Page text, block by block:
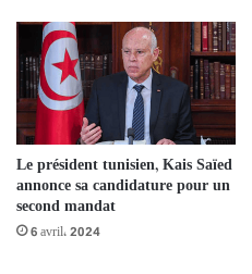
Le président tunisien, Kais Saïed
annonce sa candidature pour un
second mandat
6 avril، 2024